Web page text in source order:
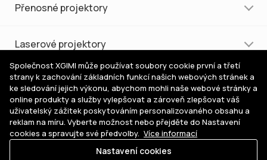
Přenosné projektory
Laserové projektory
Nákup a podpora
Pomoc s výběrem
Společnost XGIMI může používat soubory cookie první a třetí
strany k zachování základních funkcí našich webových stránek a
ke sledování jejich výkonu, abychom mohli naše webové stránky a
online produkty a služby vylepšovat a zároveň zlepšovat váš
uživatelský zážitek poskytováním personalizovaného obsahu a
reklam na míru. Vyberte možnost nebo přejděte do Nastavení
cookies a spravujte své předvolby. Více informací
Nastavení cookies